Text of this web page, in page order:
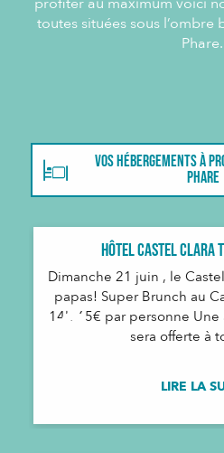
profiter au maximum voici
toutes situées sous
Phare.
VOS HÉBERGEMENTS À
PHARE
LES RESTAURANTS À
Hôtel Castel Clara
Dimanche 21 juin , le
papas! Super Brunch au
14h 65€ par personne
sera offerte à
LIRE LA